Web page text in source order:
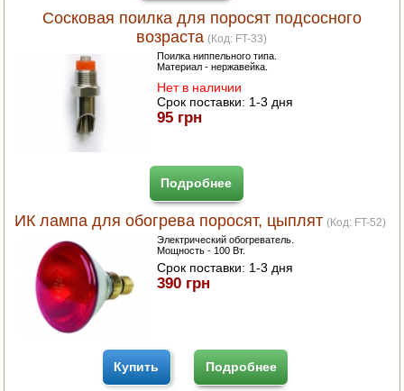
ДОИЛЬНЫЕ АППАРАТЫ
СРЕДСТВА ОТ ВРЕДИТЕЛЕЙ
ПОСУДА ДЛЯ КУХНИ
ДУШ ДЛЯ ДАЧИ И ДОМА
Сосковая поилка для поросят подсосного
возраста (Код: FT-33)
Поилка ниппельного типа.
Материал - нержавейка.
Нет в наличии
Срок поставки: 1-3 дня
95 грн
Подробнее
ИК лампа для обогрева поросят, цыплят (Код: FT-52)
Электрический обогреватель.
Мощность - 100 Вт.
Срок поставки: 1-3 дня
390 грн
Купить Подробнее